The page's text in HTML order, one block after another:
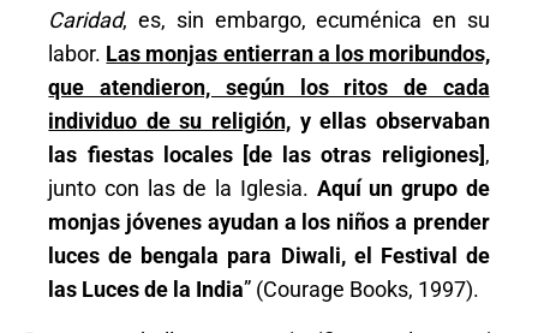
Caridad, es, sin embargo, ecuménica en su
labor. Las monjas entierran a los moribundos,
que atendieron, según los ritos de cada
individuo de su religión, y ellas observaban
las fiestas locales [de las otras religiones],
junto con las de la Iglesia. Aquí un grupo de
monjas jóvenes ayudan a los niños a prender
luces de bengala para Diwali, el Festival de
las Luces de la India” (Courage Books, 1997).